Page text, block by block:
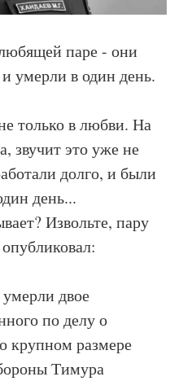
паре - они
умерли в один день.
только в любви. На
звучит это уже не
долго, и были
день...
Извольте, пару
двое
по делу о
крупном размере
Тимура